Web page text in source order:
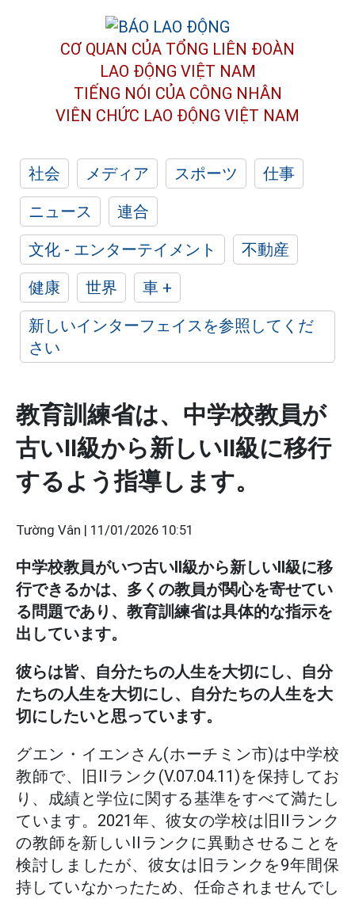
CƠ QUAN CỦA TỔNG LIÊN ĐOÀN
LAO ĐỘNG VIỆT NAM
TIẾNG NÓI CỦA CÔNG NHÂN
VIÊN CHỨC LAO ĐỘNG VIỆT NAM
社会 メディア スポーツ
仕事
ニュース
連合
文化 - エンターテイメント
不動産
健康
世界
車 +
新しいインターフェイスを参照してくだ
さい
教育訓練省は、中学校教員が
古いII級から新しいII級に移行
するよう指導します。
Tường Vân | 11/01/2026 10:51
中学校教員がいつ古いII級から新しいII級に移
行できるかは、多くの教員が関心を寄せてい
る問題であり、教育訓練省は具体的な指示を
出しています。
彼らは皆、自分たちの人生を大切にし、自分
たちの人生を大切にし、自分たちの人生を大
切にしたいと思っています。
グエン・イエンさん(ホーチミン市)は中学校
教師で、旧IIランク(V.07.04.11)を保持してお
り、成績と学位に関する基準をすべて満たし
ています。2021年、彼女の学校は旧IIランク
の教師を新しいIIランクに異動させることを
検討しましたが、彼女は旧ランクを9年間保
持していなかったため、任命されませんでし